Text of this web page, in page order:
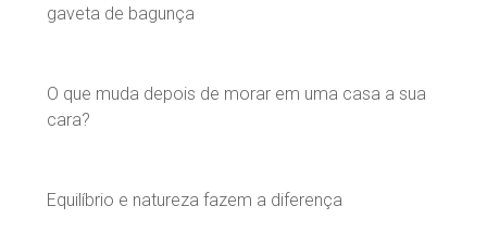
gaveta de bagunça
O que muda depois de morar em uma casa a sua
cara?
Equilíbrio e natureza fazem a diferença